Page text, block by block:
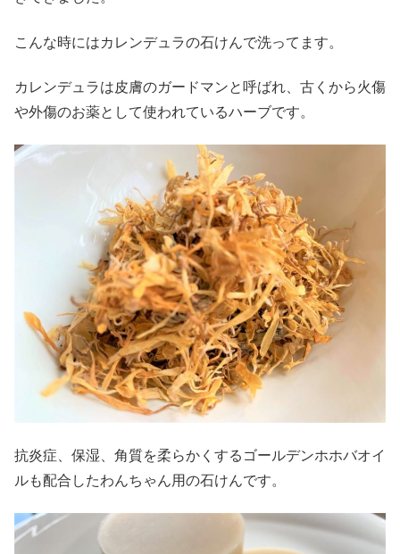
こんな時にはカレンデュラの石けんで洗ってます。
カレンデュラは皮膚のガードマンと呼ばれ、古くから火傷
や外傷のお薬として使われているハーブです。
抗炎症、保湿、角質を柔らかくするゴールデンホホバオイ
ルも配合したわんちゃん用の石けんです。